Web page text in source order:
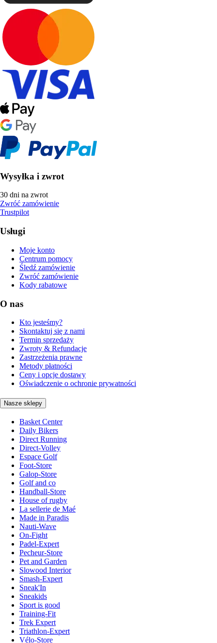
Wysyłka i zwrot
30 dni na zwrot
Zwróć zamówienie
Trustpilot
Usługi
Moje konto
Centrum pomocy
Śledź zamówienie
Zwróć zamówienie
Kody rabatowe
O nas
Kto jesteśmy?
Skontaktuj się z nami
Termin sprzedaży
Zwroty & Refundacje
Zastrzeżenia prawne
Metody płatności
Ceny i opcje dostawy
Oświadczenie o ochronie prywatności
Nasze sklepy
Basket Center
Daily Bikers
Direct Running
Direct-Volley
Espace Golf
Foot-Store
Galop-Store
Golf and co
Handball-Store
House of rugby
La sellerie de Maé
Made in Paradis
Nauti-Wave
On-Fight
Padel-Expert
Pecheur-Store
Pet and Garden
Slowood Interior
Smash-Expert
Sneak'In
Sneakids
Sport is good
Training-Fit
Trek Expert
Triathlon-Expert
Vélo-Store